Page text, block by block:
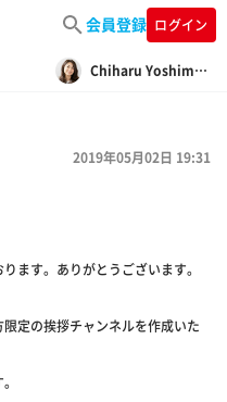
会員登録 ログイン
Chiharu Yoshimura
2019年05月02日 19:31
ます。ありがとうございます。
定の挨拶チャンネルを作成いた